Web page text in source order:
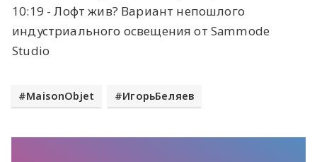
10:19 - Лофт жив? Вариант непошлого
индустриального освещения от Sammode
Studio
MaisonObjet ИгорьБеляев